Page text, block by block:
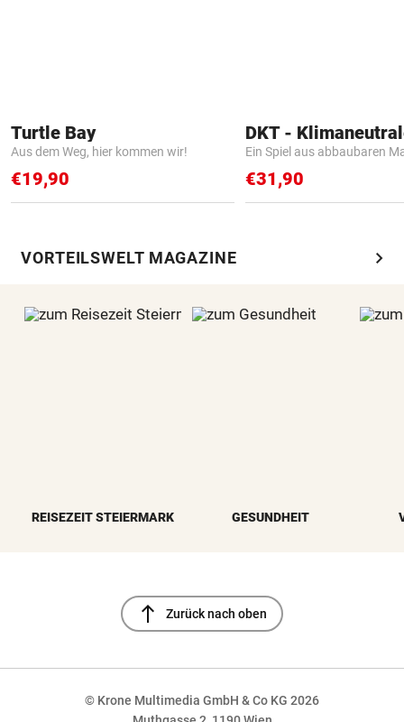
Turtle Bay
Aus dem Weg, hier kommen wir!
€19,90
Ein Spiel aus abbaubaren
€31,90
VORTEILSWELT MAGAZINE chevron_right
REISEZEIT STEIERMARK GESUNDHEIT
north Zurück nach oben
© Krone Multimedia GmbH & Co KG 2026